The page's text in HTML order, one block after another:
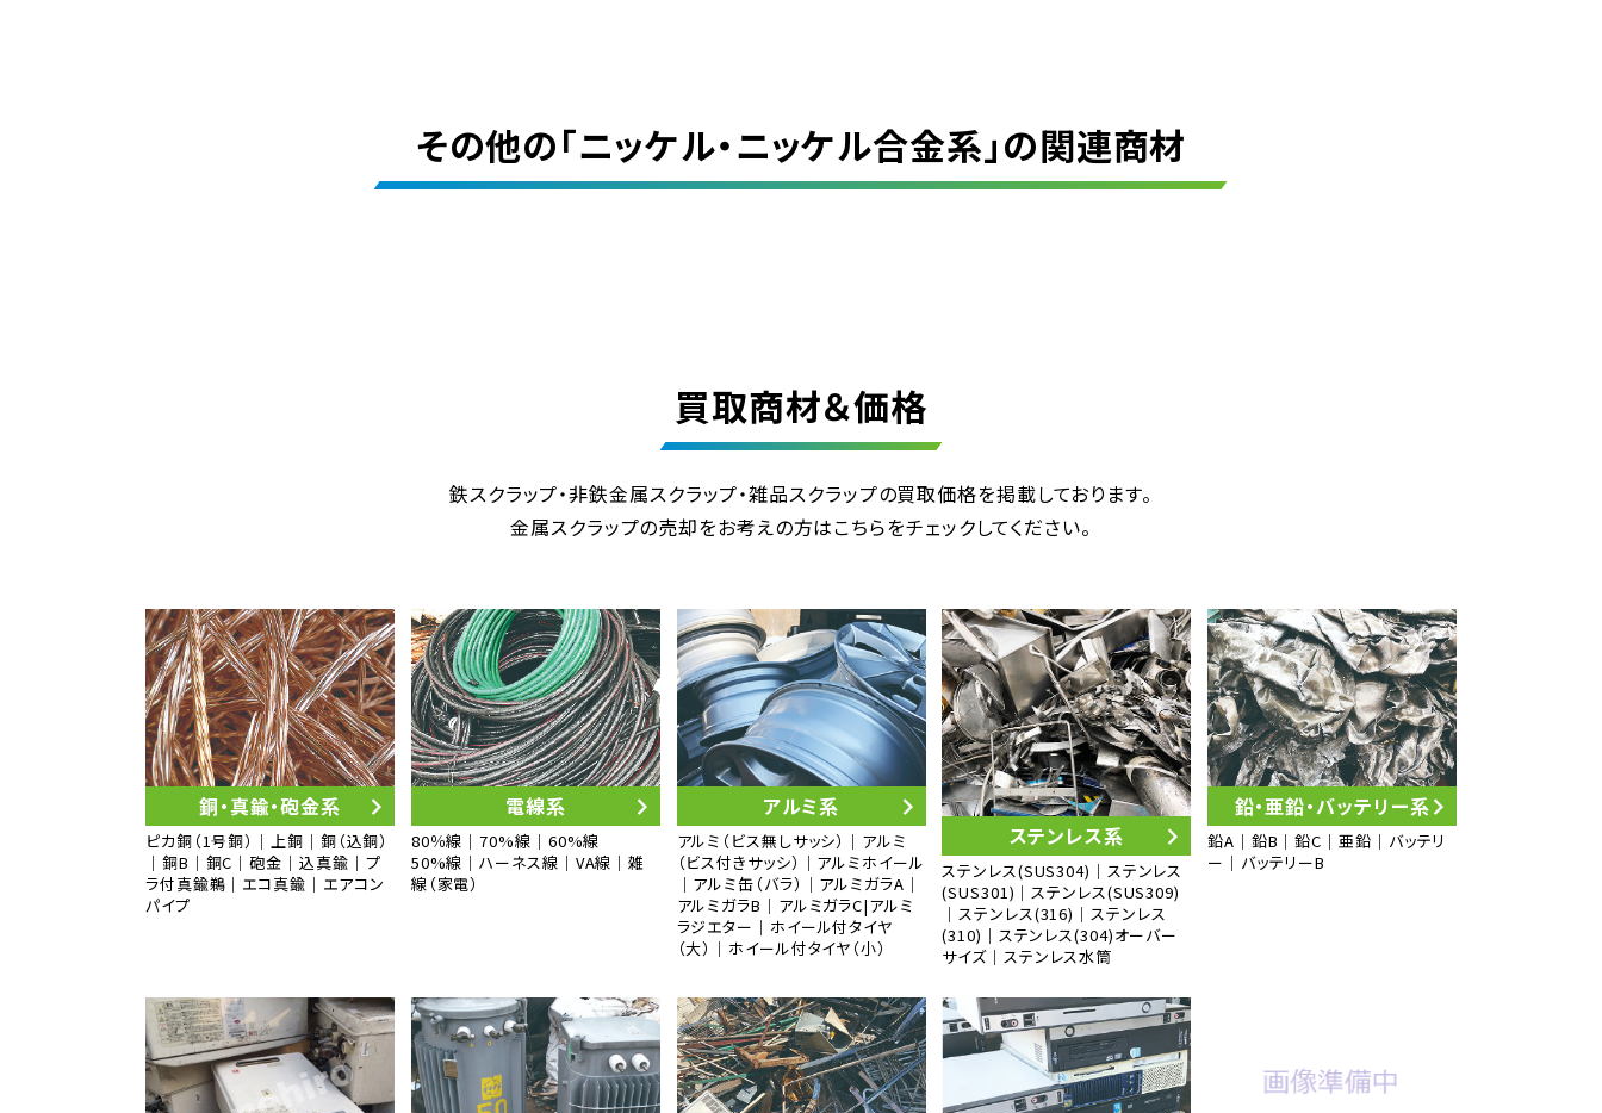
その他の「ニッケル・ニッケル合金系」の関連商材
買取商材＆価格
鉄スクラップ・非鉄金属スクラップ・雑品スクラップの買取価格を掲載しております。
金属スクラップの売却をお考えの方はこちらをチェックしてください。
銅・真鍮・砲金系
ピカ銅（1号銅）｜上銅｜銅（込銅）
｜銅B｜銅C｜砲金｜込真鍮｜プ
ラ付真鍮鵜｜エコ真鍮｜エアコン
パイプ
電線系
80％線｜70%線｜60%線
50%線｜ハーネス線｜VA線｜雑
線（家電）
アルミ系
アルミ（ビス無しサッシ）｜アルミ
（ビス付きサッシ）｜アルミホイール
｜アルミ缶（バラ）｜アルミガラA｜
アルミガラB｜アルミガラC|アルミ
ラジエター｜ホイール付タイヤ
（大）｜ホイール付タイヤ（小）
ステンレス系
ステンレス(SUS304)｜ステンレス
(SUS301)｜ステンレス(SUS309)
｜ステンレス(316)｜ステンレス
(310)｜ステンレス(304)オーバー
サイズ｜ステンレス水筒
鉛・亜鉛・バッテリー系
鉛A｜鉛B｜鉛C｜亜鉛｜バッテリ
ー｜バッテリーB